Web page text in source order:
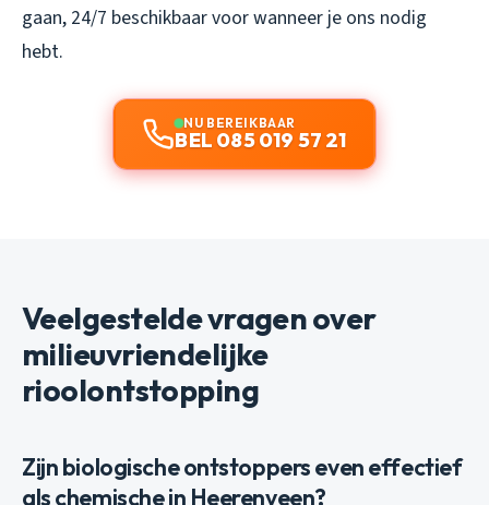
gaan, 24/7 beschikbaar voor wanneer je ons nodig
hebt.
NU BEREIKBAAR
BEL 085 019 57 21
Veelgestelde vragen over
milieuvriendelijke
rioolontstopping
Zijn biologische ontstoppers even effectief
als chemische in Heerenveen?